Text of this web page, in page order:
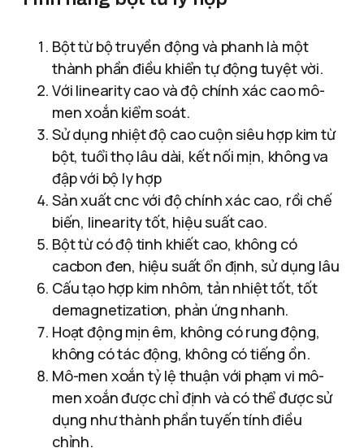
Bột từ bộ truyền động và phanh là một
thành phần điều khiển tự động tuyệt vời.
Với linearity cao và độ chính xác cao mô-
men xoắn kiểm soát.
Sử dụng nhiệt độ cao cuộn siêu hợp kim từ
bột, tuổi thọ lâu dài, kết nối mịn, không va
đập với bộ ly hợp
Sản xuất cnc với độ chính xác cao, rồi chế
biến, linearity tốt, hiệu suất cao.
Bột từ có độ tinh khiết cao, không có
cacbon đen, hiệu suất ổn định, sử dụng lâu
Cấu tạo hợp kim nhôm, tản nhiệt tốt, tốt
demagnetization, phản ứng nhanh.
Hoạt động mịn êm, không có rung động,
không có tác động, không có tiếng ồn.
Mô-men xoắn tỷ lệ thuận với phạm vi mô-
men xoắn được chỉ định và có thể được sử
dụng như thành phần tuyến tính điều
chỉnh.